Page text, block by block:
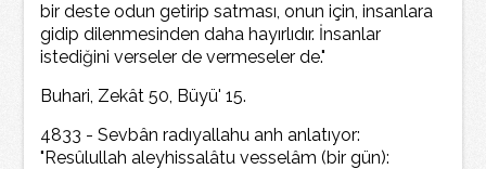
bir deste odun getirip satması, onun için, insanlara
gidip dilenmesinden daha hayırlıdır. İnsanlar
istediğini verseler de vermeseler de."
Buhari, Zekât 50, Büyü' 15.
4833 - Sevbân radıyallahu anh anlatıyor:
"Resûlullah aleyhissalâtu vesselâm (bir gün):